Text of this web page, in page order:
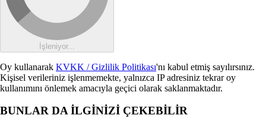
İşleniyor...
Oy kullanarak KVKK / Gizlilik Politikası'nı kabul etmiş sayılırsınız.
Kişisel verileriniz işlenmemekte, yalnızca IP adresiniz tekrar oy
kullanımını önlemek amacıyla geçici olarak saklanmaktadır.
BUNLAR DA İLGİNİZİ ÇEKEBİLİR